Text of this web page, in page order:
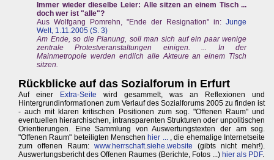
Immer wieder dieselbe Leier: Alle sitzen an einem Tisch ...
doch wer ist "alle"?
Aus Wolfgang Pomrehn, "Ende der Resignation" in:Junge
Welt, 1.11.2005 (S. 3)
Am Ende, so die Planung, soll man sich auf ein paar wenige
zentrale Protestveranstaltungen einigen. ... In der
Mainmetropole werden endlich alle Akteure an einem Tisch
sitzen.
Rückblicke auf das Sozialforum in Erfurt
Auf einer Extra-Seite wird gesammelt, was an Reflexionen und
Hintergrundinformationen zum Verlauf des Sozialforums 2005 zu finden ist
- auch mit klaren kritischen Positionen zum sog. "Offenen Raum" und
eventuellen hierarchischen, intransparenten Strukturen oder unpolitischen
Orientierungen. Eine Sammlung von Auswertungstexten der am sog.
"Offenen Raum" beteiligten Menschen hier ..., die ehemalige Internetseite
zum offenen Raum:www.herrschaft.siehe.website (gibts nicht mehr!).
Auswertungsbericht des Offenen Raumes (Berichte, Fotos ...) hier als PDF.